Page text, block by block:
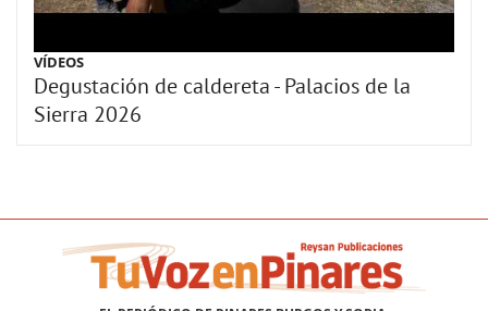
VÍDEOS
Degustación de caldereta - Palacios de la
Sierra 2026